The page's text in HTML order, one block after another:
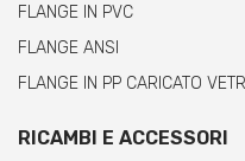
FLANGE IN PVC
FLANGE ANSI
FLANGE IN PP CARICATO
RICAMBI E ACCESSORI